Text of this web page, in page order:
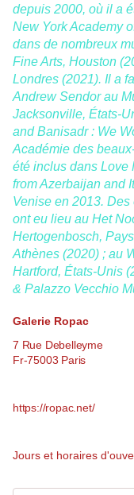
depuis 2000, où il a
New York Academy
dans de nombreux
Fine Arts, Houston
Londres (2021). Il a
Andrew Sendor au
Jacksonville, États-
and Banisadr : We
Académie des
été inclus dans Love
from Azerbaijan and
Venise en 2013.
ont eu lieu au Het
Hertogenbosch,
Athènes (2020) ; au
Hartford, États-Unis
& Palazzo Vecchio
Galerie Ropac
7 Rue Debelleyme
Fr-75003 Paris
https://ropac.net/
Jours et horaires